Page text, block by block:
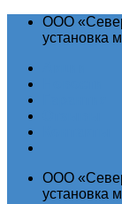
ООО
установка
ООО
установка